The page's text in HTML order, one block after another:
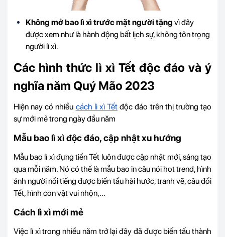
Không mở bao lì xì trước mặt người tặng vì đây
được xem như là hành động bất lịch sự, không tôn trọng
người lì xì.
Các hình thức lì xì Tết độc đáo và ý
nghĩa năm Quý Mão 2023
Hiện nay có nhiều cách lì xì Tết độc đáo trên thị trường tạo
sự mới mẻ trong ngày đầu năm
Mẫu bao lì xì độc đáo, cập nhật xu hướng
Mẫu bao lì xì đựng tiền Tết luôn được cập nhật mới, sáng tạo
qua mỗi năm. Nó có thể là mẫu bao in câu nói hot trend, hình
ảnh người nổi tiếng được biến tấu hài hước, tranh vẽ, câu đối
Tết, hình con vật vui nhộn,...
Cách lì xì mới mẻ
Việc lì xì trong nhiều năm trở lại đây đã được biến tấu thành